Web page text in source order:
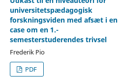
universitetspædagogisk
forskningsviden med afsæt i en
case om en 1.-
semesterstuderendes trivsel
Frederik Pio
PDF